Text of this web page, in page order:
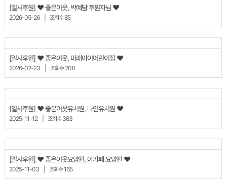
[일시후원] ♥ 좋은이웃, 박예담 후원자님 ♥
2026-05-26 조회수 85
[일시후원] ♥ 좋은이웃, 미래아이어린이집 ♥
2026-02-23 조회수 208
[일시후원] ♥ 좋은이웃유치원, 나인유치원 ♥
2025-11-12 조회수 363
[일시후원] ♥ 좋은이웃요양원, 아가페 요양원 ♥
2025-11-03 조회수 165